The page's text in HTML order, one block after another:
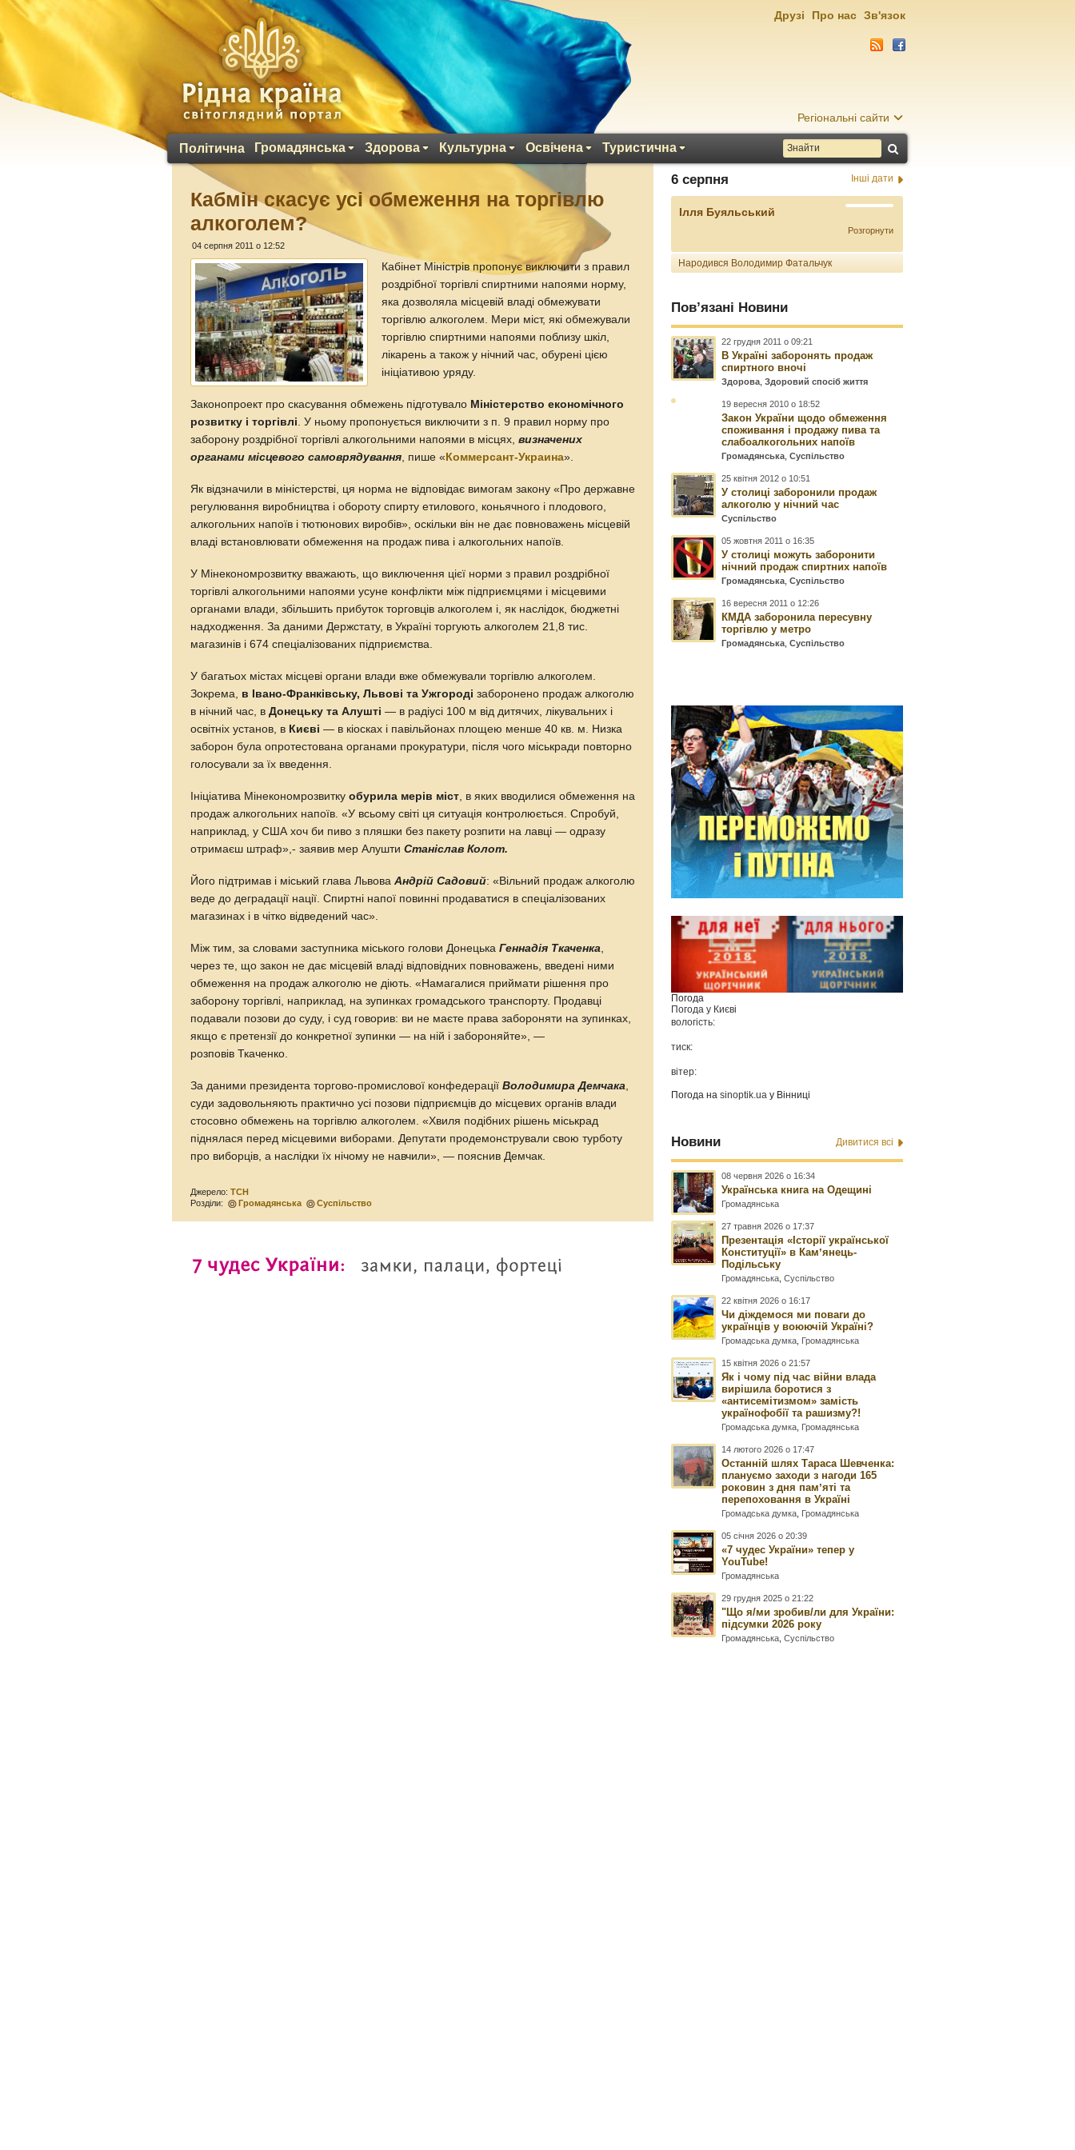
Регіональні сайти
Політична Громадянська Здорова Культурна Освічена Туристична
Друзі Про нас Зв'язок
Кабмін скасує усі обмеження на торгівлю
алкоголем?
04 серпня 2011 о 12:52
Кабінет Міністрів пропонує виключити з правил
роздрібної торгівлі спиртними напоями норму,
яка дозволяла місцевій владі обмежувати
торгівлю алкоголем. Мери міст, які обмежували
торгівлю спиртними напоями поблизу шкіл,
лікарень а також у нічний час, обурені цією
ініціативою уряду.
Законопроект про скасування обмежень підготувало Міністерство економічного
розвитку і торгівлі . У ньому пропонується виключити з п. 9 правил норму про
заборону роздрібної торгівлі алкогольними напоями в місцях,визначених
органами місцевого самоврядування , пише « Коммерсант-Украина».
Як відзначили в міністерстві, ця норма не відповідає вимогам закону «Про державне
регулювання виробництва і обороту спирту етилового, коньячного і плодового,
алкогольних напоїв і тютюнових виробів», оскільки він не дає повноважень місцевій
владі встановлювати обмеження на продаж пива і алкогольних напоїв.
У Мінекономрозвитку вважають, що виключення цієї норми з правил роздрібної
торгівлі алкогольними напоями усуне конфлікти між підприємцями і місцевими
органами влади, збільшить прибуток торговців алкоголем і, як наслідок, бюджетні
надходження. За даними Держстату, в Україні торгують алкоголем 21,8 тис.
магазинів і 674 спеціалізованих підприємства.
У багатьох містах місцеві органи влади вже обмежували торгівлю алкоголем.
Зокрема, в Івано-Франківську, Львові та Ужгороді заборонено продаж алкоголю
в нічний час, вДонецьку та Алушті — в радіусі 100 м від дитячих, лікувальних і
освітніх установ, в Києві — в кіосках і павільйонах площею менше 40 кв. м. Низка
заборон була опротестована органами прокуратури, після чого міськради повторно
голосували за їх введення.
Ініціатива Мінекономрозвиткуобурила мерів міст , в яких вводилися обмеження на
продаж алкогольних напоїв. «У всьому світі ця ситуація контролюється. Спробуй,
наприклад, у США хоч би пиво з пляшки без пакету розпити на лавці — одразу
отримаєш штраф»,- заявив мер АлуштиСтаніслав Колот.
Його підтримав і міський глава ЛьвоваАндрій Садовий: «Вільний продаж алкоголю
веде до деградації нації. Спиртні напої повинні продаватися в спеціалізованих
магазинах і в чітко відведений час».
Між тим, за словами заступника міського голови Донецька Геннадія Ткаченка
через те, що закон не дає місцевій владі відповідних повноважень, введені ними
обмеження на продаж алкоголю не діють. «Намагалися приймати рішення про
заборону торгівлі, наприклад, на зупинках громадського транспорту. Продавці
подавали позови до суду, і суд говорив: ви не маєте права забороняти на зупинках,
якщо є претензії до конкретної зупинки — на ній і забороняйте», —
розповів Ткаченко.
За даними президента торгово-промислової конфедераціїВолодимира Демчака
суди задовольняють практично усі позови підприємців до місцевих органів влади
стосовно обмежень на торгівлю алкоголем. «Хвиля подібних рішень міськрад
піднялася перед місцевими виборами. Депутати продемонстрували свою турботу
про виборців, а наслідки їх нічому не навчили», — пояснив Демчак.
Джерело:ТСН
Розділи:
Громадянська Суспільство
6 серпня Інші дати
Ілля Буяльський
Розгорнути
Народився Володимир Фатальчук
Пов’язані Новини
22 грудня 2011 о 09:21
В Україні заборонять продаж
спиртного вночі
Здорова ,Здоровий спосіб життя
19 вересня 2010 о 18:52
Закон України щодо обмеження
споживання і продажу пива та
слабоалкогольних напоїв
Громадянська ,Суспільство
25 квітня 2012 о 10:51
У столиці заборонили продаж
алкоголю у нічний час
Суспільство
05 жовтня 2011 о 16:35
У столиці можуть заборонити
нічний продаж спиртних напоїв
Громадянська ,Суспільство
16 вересня 2011 о 12:26
КМДА заборонила пересувну
торгівлю у метро
Громадянська ,Суспільство
Погода
Погода у Києві
вологість:
тиск:
вітер:
Погода наsinoptik.ua у Вінниці
Новини Дивитися всі
08 червня 2026 о 16:34
Українська книга на Одещині
Громадянська
27 травня 2026 о 17:37
Презентація «Історії української
Конституції» в Камʼянець-
Подільську
Громадянська ,Суспільство
22 квітня 2026 о 16:17
Чи діждемося ми поваги до
українців у воюючій Україні?
Громадська думка Громадянська
15 квітня 2026 о 21:57
Як і чому під час війни влада
вирішила боротися з
«антисемітизмом» замість
українофобії та рашизму?!
Громадська думка Громадянська
14 лютого 2026 о 17:47
Останній шлях Тараса Шевченка:
плануємо заходи з нагоди 165
роковин з дня памʼяті та
перепоховання в Україні
Громадська думка Громадянська
05 січня 2026 о 20:39
«7 чудес України» тепер у
YouTube!
Громадянська
29 грудня 2025 о 21:22
"Що я/ми зробив/ли для України:
підсумки 2026 року
Громадянська ,Суспільство